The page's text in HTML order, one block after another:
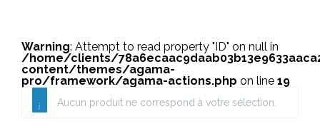
Warning: Attempt to read property "ID" on null in
/home/clients/
content/themes/agama-
pro/framework/agama-actions.php on line 19
Aucun produit ne correspond à votre sélection.